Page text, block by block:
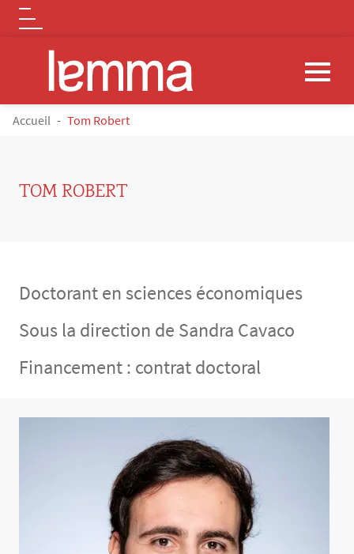
Aller au contenu principal
Logo
FIL D'ARIANE
Accueil Tom Robert
TOM ROBERT
Doctorant en sciences économiques
Sous la direction de Sandra Cavaco
Financement : contrat doctoral